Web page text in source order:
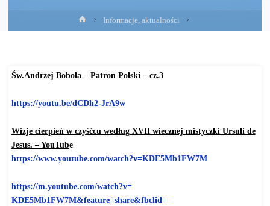
Strona
główna
Informacje, aktualności
Św.Andrzej Bobola – Patron Polski – cz.3
https://youtu.be/dCDh2-JrA9w
Wizje cierpień w czyśćcu według XVII wiecznej mistyczki Ursuli de
Jesus. – YouTube
https://www.youtube.com/watch?v=KDE5Mb1FW7M
https://m.youtube.com/watch?v=
KDE5Mb1FW7M&feature=share&fbclid=